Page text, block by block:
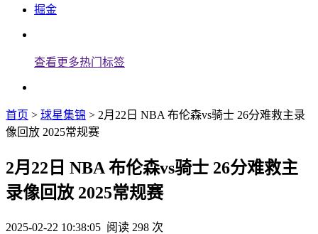
掘金
查看更多热门标签
首页 > 球星集锦 > 2月22日 NBA 布伦森vs骑士 26分难救主录
像回放 2025常规赛
2月22日 NBA 布伦森vs骑士 26分难救主
录像回放 2025常规赛
2025-02-22 10:38:05 阅读 298 次